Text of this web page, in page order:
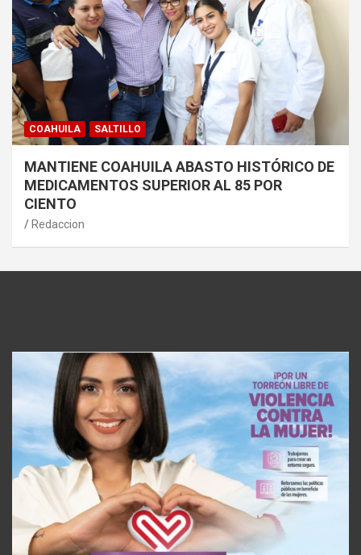
COAHUILA SALTILLO
MANTIENE COAHUILA ABASTO HISTÓRICO DE
MEDICAMENTOS SUPERIOR AL 85 POR
CIENTO
Redaccion